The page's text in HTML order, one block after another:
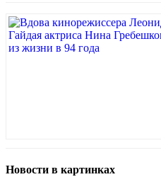
Новости в картинках